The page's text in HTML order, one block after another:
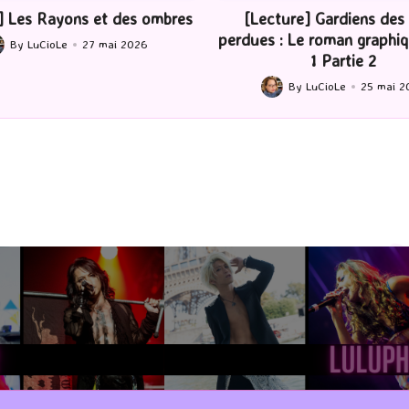
Gardiens des cités
: Le roman graphique Tome
[Série TV] The Madison :
by
By LuCioLe 22 mai